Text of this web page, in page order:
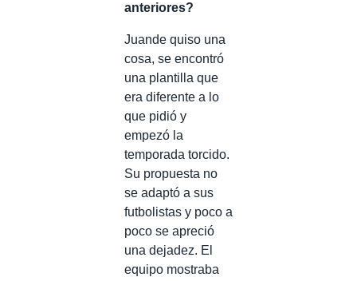
anteriores?
Juande quiso una
cosa, se encontró
una plantilla que
era diferente a lo
que pidió y
empezó la
temporada torcido.
Su propuesta no
se adaptó a sus
futbolistas y poco a
poco se apreció
una dejadez. El
equipo mostraba